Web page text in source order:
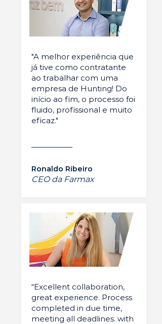
"A melhor experiência que
já tive como contratante
ao trabalhar com uma
empresa de Hunting! Do
início ao fim, o processo foi
fluido, profissional e muito
eficaz."
Ronaldo Ribeiro
CEO da Farmax
“Excellent collaboration,
great experience. Process
completed in due time,
meeting all deadlines. with